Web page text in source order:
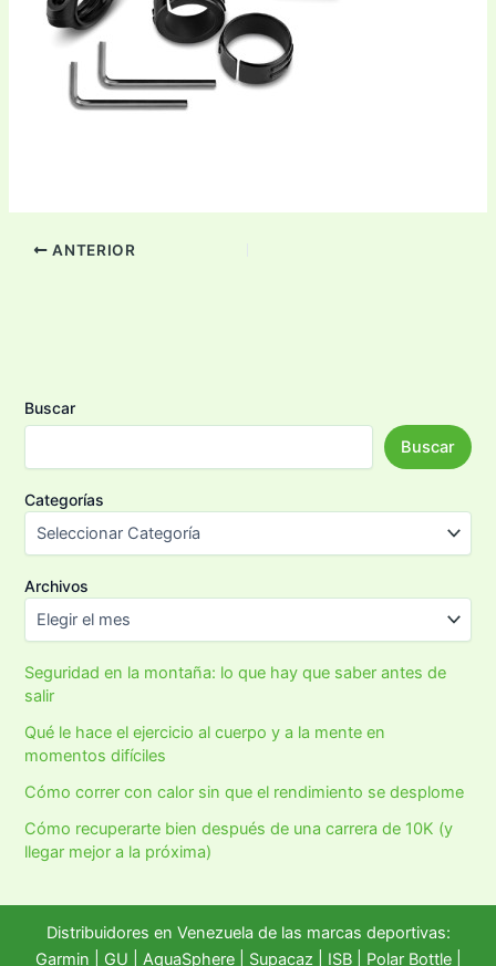
ANTERIOR
Buscar
Buscar
Categorías
Archivos
Seguridad en la montaña: lo que hay que saber antes de
salir
Qué le hace el ejercicio al cuerpo y a la mente en
momentos difíciles
Cómo correr con calor sin que el rendimiento se desplome
Cómo recuperarte bien después de una carrera de 10K (y
llegar mejor a la próxima)
Distribuidores en Venezuela de las marcas deportivas:
Garmin
GU AquaSphere| Supacaz | ISB | Polar Bottle|